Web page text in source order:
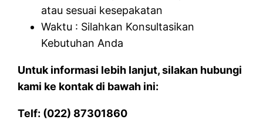
atau sesuai kesepakatan
Waktu : Silahkan Konsultasikan
Kebutuhan Anda
Untuk informasi lebih lanjut, silakan hubungi
kami ke kontak di bawah ini:
Telf: (022) 87301860